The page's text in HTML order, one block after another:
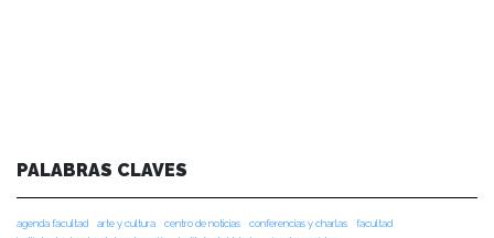
PALABRAS CLAVES
agenda facultad arte y cultura centro de noticias conferencias y charlas
facultad